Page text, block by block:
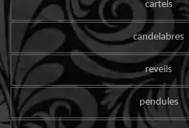
cartels
candelabres
reveils
pendules